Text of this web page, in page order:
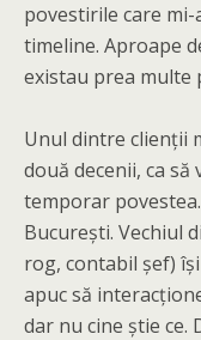
povestirile care
timeline. Aproape
existau prea multe
Unul dintre clienții
două decenii, ca să
temporar
București. Vechiul
rog, contabil șef)
apuc să
dar nu cine știe ce.